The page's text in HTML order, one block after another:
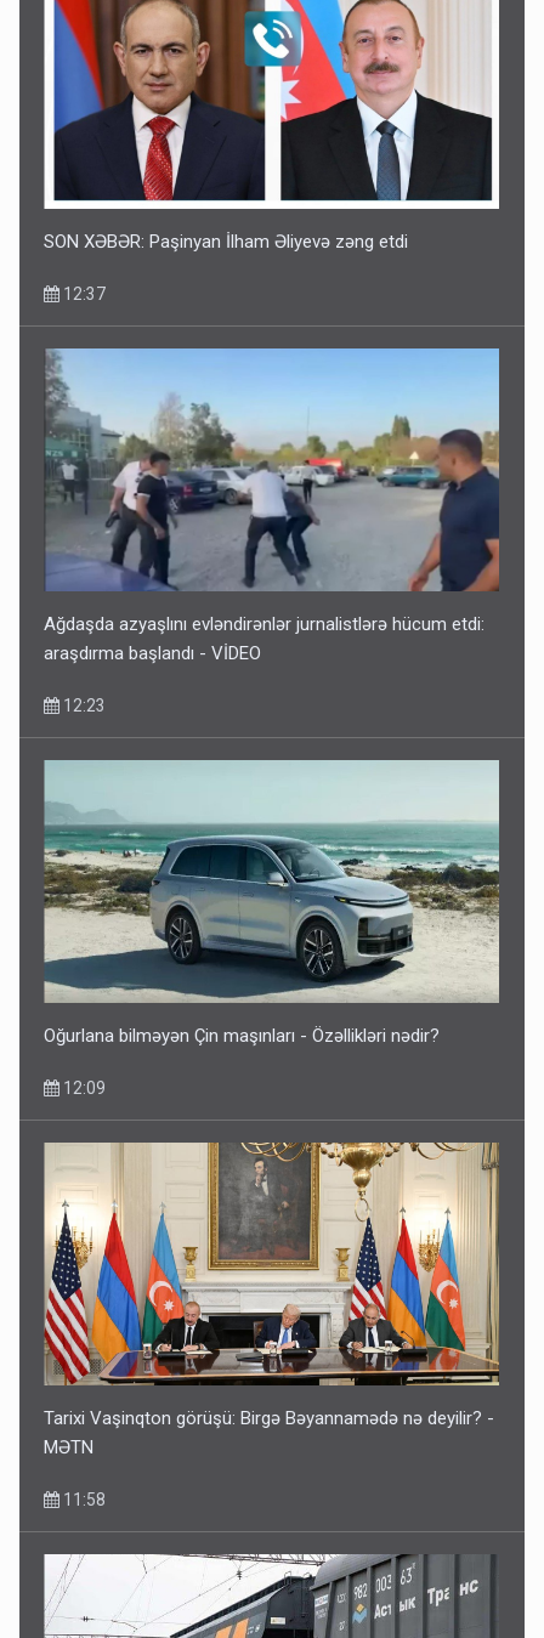
SON XƏBƏR: Paşinyan İlham Əliyevə zəng etdi
12:37
Ağdaşda azyaşlını evləndirənlər jurnalistlərə hücum etdi:
araşdırma başlandı - VİDEO
12:23
Oğurlana bilməyən Çin maşınları - Özəllikləri nədir?
12:09
Tarixi Vaşinqton görüşü: Birgə Bəyannamədə nə deyilir? -
MƏTN
11:58